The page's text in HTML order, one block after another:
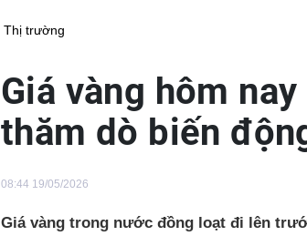
Thị trường
Giá vàng hôm
thăm dò biến
08:44 19/05/2026
Giá vàng trong nước đồng loạt đi lên